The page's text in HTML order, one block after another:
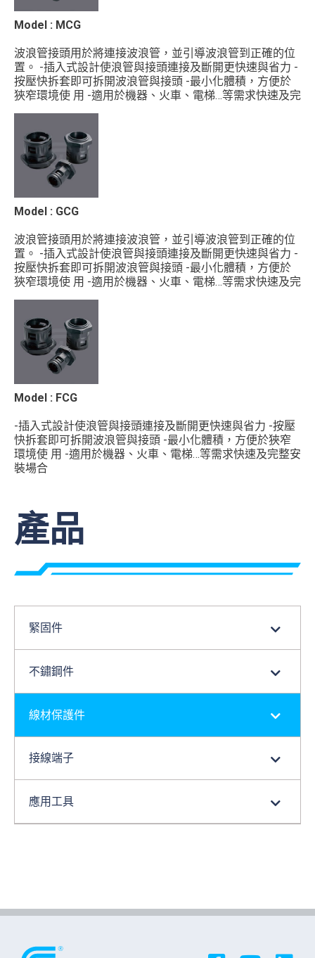
產品
緊固件
不鏽鋼件
線材保護件
接線端子
應用工具
Model : MCG
波浪管接頭用於將連接波浪管，並引導波浪管到正確的位
置。 -插入式設計使浪管與接頭連接及斷開更快速與省力 -
按壓快拆套即可拆開波浪管與接頭 -最小化體積，方便於
狹窄環境使 用 -適用於機器、火車、電梯…等需求快速及完
Model : GCG
波浪管接頭用於將連接波浪管，並引導波浪管到正確的位
置。 -插入式設計使浪管與接頭連接及斷開更快速與省力 -
按壓快拆套即可拆開波浪管與接頭 -最小化體積，方便於
狹窄環境使 用 -適用於機器、火車、電梯…等需求快速及完
Model : FCG
-插入式設計使浪管與接頭連接及斷開更快速與省力 -按壓
快拆套即可拆開波浪管與接頭 -最小化體積，方便於狹窄
環境使 用 -適用於機器、火車、電梯…等需求快速及完整安
裝場合